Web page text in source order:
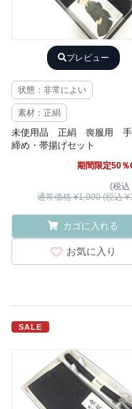
プレビュー
状態：非常によい
素材：正絹
未使用品 正絹 喪服用 手
締め・帯揚げセット
期間限定50％
(税込
通常価格 ¥1,000 (税込
カゴに入れる
お気に入り
SALE